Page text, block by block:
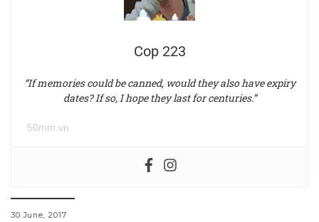
Cop 223
“If memories could be canned, would they also have expiry
dates? If so, I hope they last for centuries.”
50mm.vn
30 June, 2017